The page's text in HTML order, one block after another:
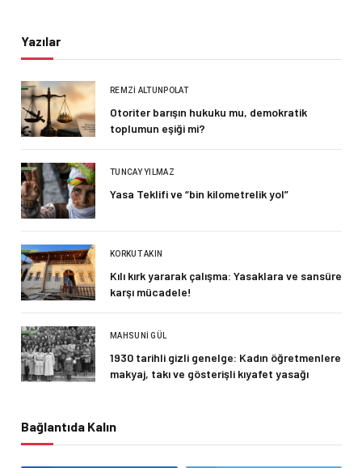
Yazılar
REMZI ALTUNPOLAT
Otoriter barışın hukuku mu, demokratik
toplumun eşiği mi?
TUNCAY YILMAZ
Yasa Teklifi ve “bin kilometrelik yol”
KORKUT AKIN
Kılı kırk yararak çalışma: Yasaklara ve sansüre
karşı mücadele!
MAHSUNI GÜL
1930 tarihli gizli genelge: Kadın öğretmenlere
makyaj, takı ve gösterişli kıyafet yasağı
Bağlantıda Kalın